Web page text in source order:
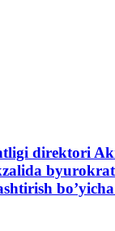
direktori